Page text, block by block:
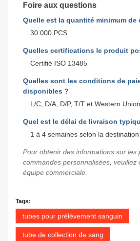
Foire aux questions
Quelle est la quantité minimum de
30 000 PCS
Quelles certifications le produit
Certifié ISO 13485
Quelles sont les conditions de
disponibles ?
L/C, D/A, D/P, T/T et Western Union
Quel est le délai de livraison
1 à 4 semaines selon la destination
Pour obtenir des informations sur les
commandes personnalisées, veuillez
équipe commerciale.
Tags:
tubes pour prélèvement sanguin
tube de collection de sang